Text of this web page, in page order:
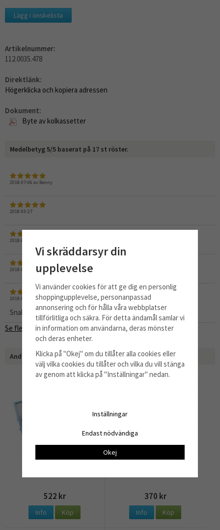
Lägg i önskelista
Artikelnummer:
112.0035.478
Direktlänk:
Högerklicka och kopiera adressen
Dokument:
Byte av kolkassetter
Medelbetyg5/5 baserat på 17 st röster.
2018-07-06 av Benny
2018-03-27
2018-03-15
2018-03-14 avMikael
2018-02-05 avAstrid
Snabb och bra leverans
Se fler recensioner...
Andra har även köpt
522 kr
Info Köp
370 kr
Info Köp
Vi skräddarsyr din
upplevelse
Vi använder cookies för att ge dig en personlig
shoppingupplevelse, personanpassad
annonsering och för hålla våra webbplatser
tillförlitliga och säkra. För detta ändamål samlar vi
in information om användarna, deras mönster
och deras enheter.
Klicka på "Okej" om du tillåter alla cookies eller
välj vilka cookies du tillåter och vilka du vill stänga
av genom att klicka på "Inställningar" nedan.
Inställningar
Endast nödvändiga
Okej